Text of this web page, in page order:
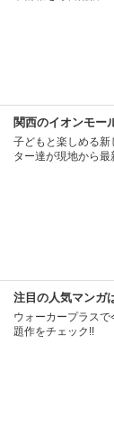
関西のイオンモー
子どもと楽しめる新
ター達が現地から最
注目の人気マンガ
ウォーカープラス
題作をチェック!!